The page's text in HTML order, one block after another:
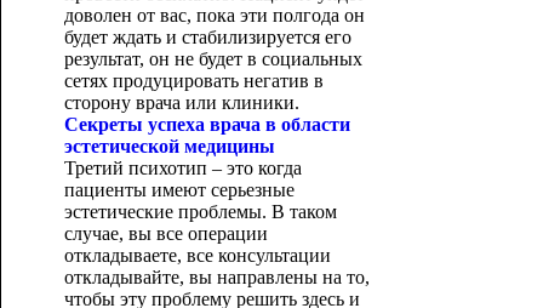
доволен от вас, пока эти полгода он
будет ждать и стабилизируется его
результат, он не будет в социальных
сетях продуцировать негатив в
сторону врача или клиники.
Секреты успеха врача в области
эстетической медицины
Третий психотип – это когда
пациенты имеют серьезные
эстетические проблемы. В таком
случае, вы все операции
откладываете, все консультации
откладывайте, вы направлены на то,
чтобы эту проблему решить здесь и